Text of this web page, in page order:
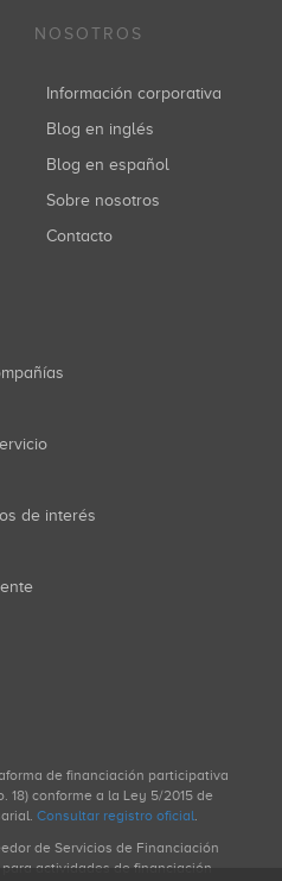
NOSOTROS
Información corporativa
Blog en inglés
Blog en español
Sobre nosotros
Contacto
de interés
de financiación participativa
18) conforme a la Ley 5/2015 de
Consultar registro oficial.
de Servicios de Financiación
actividades de financiación